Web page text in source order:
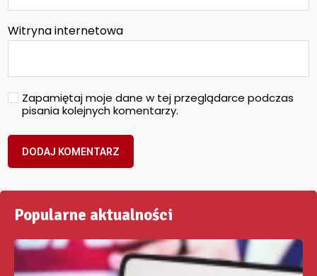
Witryna internetowa
Zapamiętaj moje dane w tej przeglądarce podczas
pisania kolejnych komentarzy.
Popularne aktualności